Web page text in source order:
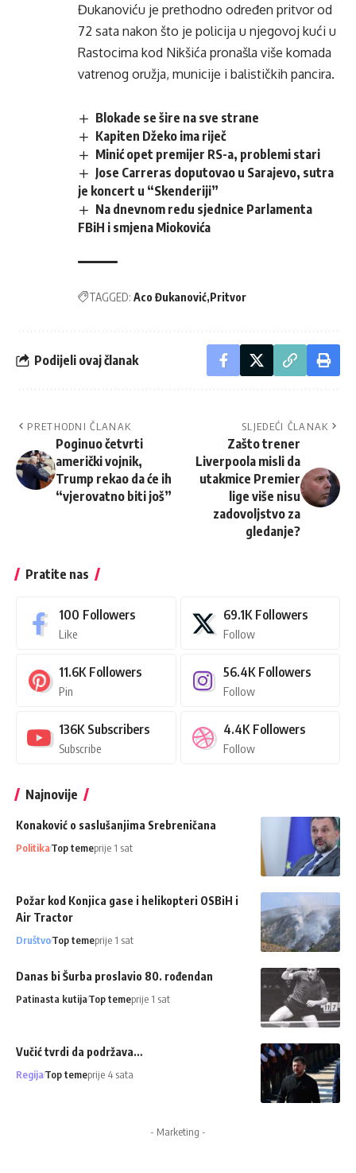
Đukanoviću je prethodno određen pritvor od
72 sata nakon što je policija u njegovoj kući u
Rastocima kod Nikšića pronašla više komada
vatrenog oružja, municije i balističkih pancira.
Blokade se šire na sve strane
Kapiten Džeko ima riječ
Minić opet premijer RS-a, problemi stari
Jose Carreras doputovao u Sarajevo, sutra
je koncert u “Skenderiji”
Na dnevnom redu sjednice Parlamenta
FBiH i smjena Miokovića
TAGGED: Aco Đukanović Pritvor
Podijeli ovaj članak
PRETHODNI ČLANAK
Poginuo četvrti
američki vojnik,
Trump rekao da će ih
“vjerovatno biti još”
SLJEDEĆI ČLANAK
Zašto trener
Liverpoola misli da
utakmice Premier
lige više nisu
zadovoljstvo za
gledanje?
Pratite nas
100 Followers
Like
69.1K Followers
Follow
11.6K Followers
Pin
56.4K Followers
Follow
136K Subscribers
Subscribe
4.4K Followers
Follow
Najnovije
Konaković o saslušanjima Srebreničana
PolitikaTop temeprije 1 sat
Požar kod Konjica gase i helikopteri OSBiH i
Air Tractor
DruštvoTop temeprije 1 sat
Danas bi Šurba proslavio 80. rođendan
Patinasta kutijaTop temeprije 1 sat
Vučić tvrdi da podržava…
RegijaTop temeprije 4 sata
- Marketing -